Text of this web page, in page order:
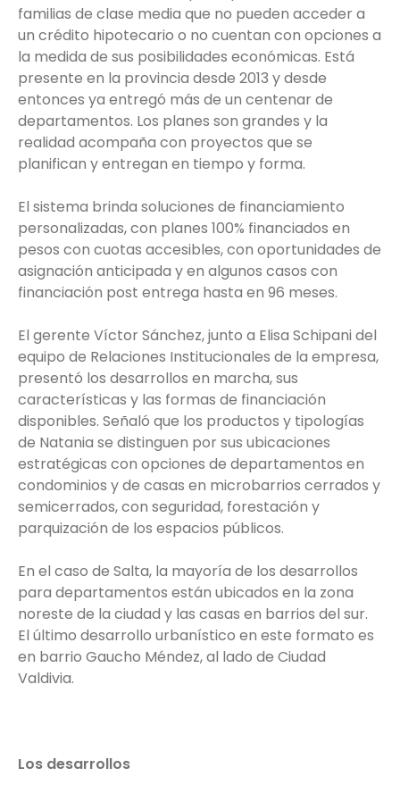
familias de clase media que no pueden acceder a
un crédito hipotecario o no cuentan con opciones a
la medida de sus posibilidades económicas. Está
presente en la provincia desde 2013 y desde
entonces ya entregó más de un centenar de
departamentos. Los planes son grandes y la
realidad acompaña con proyectos que se
planifican y entregan en tiempo y forma.
El sistema brinda soluciones de financiamiento
personalizadas, con planes 100% financiados en
pesos con cuotas accesibles, con oportunidades de
asignación anticipada y en algunos casos con
financiación post entrega hasta en 96 meses.
El gerente Víctor Sánchez, junto a Elisa Schipani del
equipo de Relaciones Institucionales de la empresa,
presentó los desarrollos en marcha, sus
características y las formas de financiación
disponibles. Señaló que los productos y tipologías
de Natania se distinguen por sus ubicaciones
estratégicas con opciones de departamentos en
condominios y de casas en microbarrios cerrados y
semicerrados, con seguridad, forestación y
parquización de los espacios públicos.
En el caso de Salta, la mayoría de los desarrollos
para departamentos están ubicados en la zona
noreste de la ciudad y las casas en barrios del sur.
El último desarrollo urbanístico en este formato es
en barrio Gaucho Méndez, al lado de Ciudad
Valdivia.
Los desarrollos